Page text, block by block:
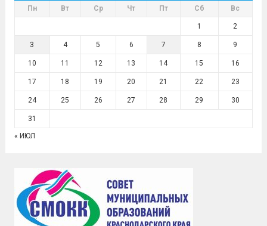
Пн Вт Ср Чт Пт Сб Вс
1 2
3 4 5 6 7 8 9
10 11 12 13 14 15 16
17 18 19 20 21 22 23
24 25 26 27 28 29 30
31
« ИЮЛ